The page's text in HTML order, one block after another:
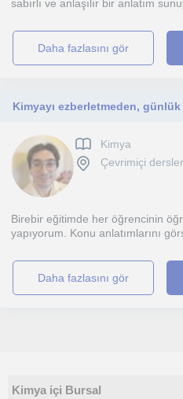
sabırlı ve anlaşılır bir anlatım
daha fazlasını gör
Kimya
Çevrimiçi dersler
Birebir eğitimde her öğrencinin
yapıyorum. Konu anlatımlarını
daha fazlasını gör
Kimya içi Bursal